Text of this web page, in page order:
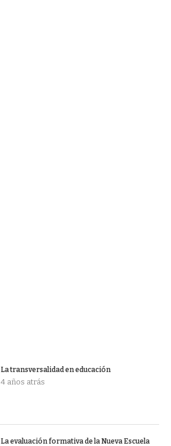
La transversalidad en educación
4 años atrás
La evaluación formativa de la Nueva Escuela